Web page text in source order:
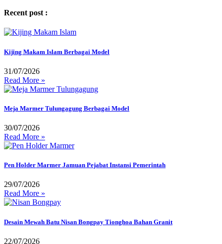
Recent post :
Kijing Makam Islam Berbagai Model
31/07/2026
Read More »
Meja Marmer Tulungagung Berbagai Model
30/07/2026
Read More »
Pen Holder Marmer Jamuan Pejabat Instansi Pemerintah
29/07/2026
Read More »
Desain Mewah Batu Nisan Bongpay Tionghoa Bahan Granit
22/07/2026